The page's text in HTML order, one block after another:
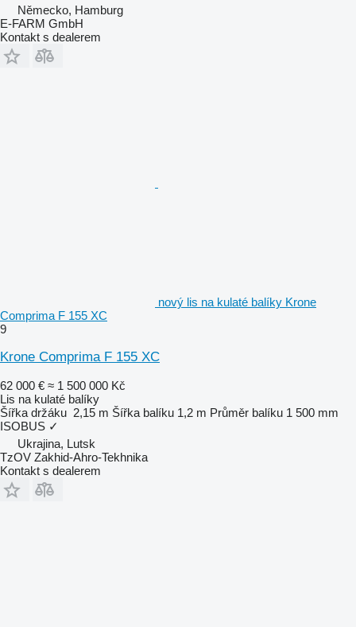
Německo, Hamburg
E-FARM GmbH
Kontakt s dealerem
nový lis na kulaté balíky Krone
Comprima F 155 XC
9
Krone Comprima F 155 XC
62 000 € ≈ 1 500 000 Kč
Lis na kulaté balíky
Šířka držáku 2,15 m Šířka balíku 1,2 m Průměr balíku 1 500 mm
ISOBUS ✓
Ukrajina, Lutsk
TzOV Zakhid-Ahro-Tekhnika
Kontakt s dealerem